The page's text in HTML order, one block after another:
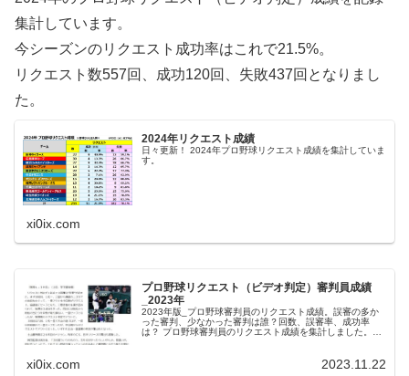
集計しています。
今シーズンのリクエスト成功率はこれで21.5%。
リクエスト数557回、成功120回、失敗437回となりまし
た。
2024年リクエスト成績
日々更新！ 2024年プロ野球リクエスト成績を集計していま
す。
xi0ix.com
プロ野球リクエスト（ビデオ判定）審判員成績
_2023年
2023年版_プロ野球審判員のリクエスト成績。誤審の多か
った審判、少なかった審判は誰？回数、誤審率、成功率
は？ プロ野球審判員のリクエスト成績を集計しました。厳
xi0ix.com 2023.11.22